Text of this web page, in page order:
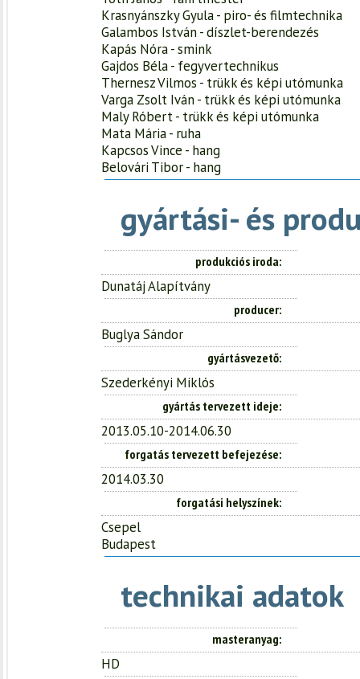
Krasnyánszky Gyula - piro- és filmtechnika
Galambos István - díszlet-berendezés
Kapás Nóra - smink
Gajdos Béla - fegyvertechnikus
Thernesz Vilmos - trükk és képi utómunka
Varga Zsolt Iván - trükk és képi utómunka
Maly Róbert - trükk és képi utómunka
Mata Mária - ruha
Kapcsos Vince - hang
Belovári Tibor - hang
gyártási- és
produkciós iroda
Dunatáj Alapítvány
producer
Buglya Sándor
gyártásvezető
Szederkényi Miklós
gyártás tervezett ideje
2013.05.10-2014.06.30
forgatás tervezett befejezése
2014.03.30
forgatási helyszínek
Csepel
Budapest
technikai adatok
masteranyag
HD